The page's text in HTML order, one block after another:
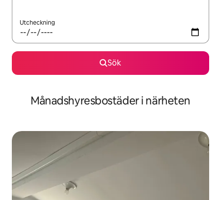
Utcheckning
Sök
Månadshyresbostäder i närheten